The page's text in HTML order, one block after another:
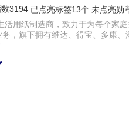
3194 已点亮标签13个 未点亮勋
用纸制造商，致力于为每个家
，旗下拥有维达、得宝、多康